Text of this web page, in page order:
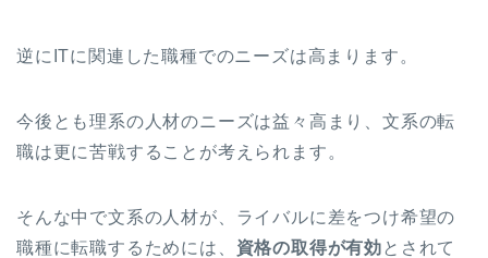
逆にITに関連した職種でのニーズは高まります。
今後とも理系の人材のニーズは益々高まり、文系の転
職は更に苦戦することが考えられます。
そんな中で文系の人材が、ライバルに差をつけ希望の
職種に転職するためには、 資格の取得が有効 とされて